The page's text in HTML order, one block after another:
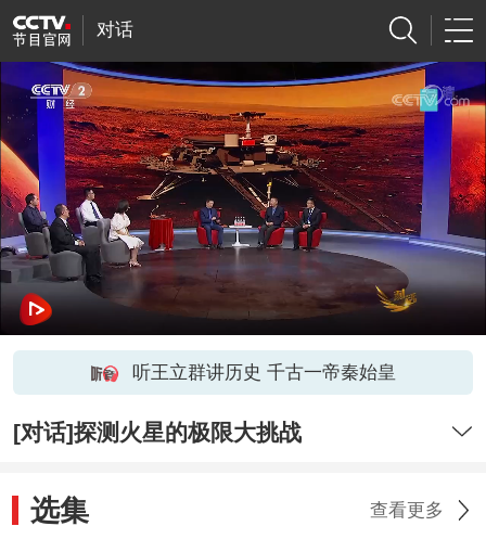
对话
听王立群讲历史 千古一帝秦始皇
[对话]探测火星的极限大挑战
选集 查看更多